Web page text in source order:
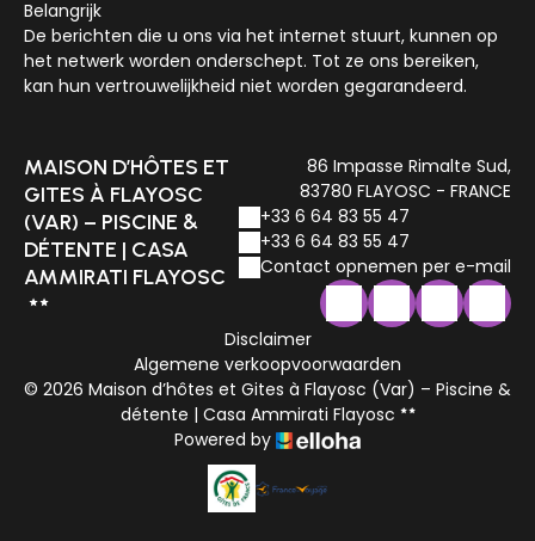
Belangrijk
De berichten die u ons via het internet stuurt, kunnen op
het netwerk worden onderschept. Tot ze ons bereiken,
kan hun vertrouwelijkheid niet worden gegarandeerd.
MAISON D’HÔTES ET
GITES À FLAYOSC
(VAR) – PISCINE &
DÉTENTE | CASA
AMMIRATI FLAYOSC
86 Impasse Rimalte Sud,
83780 FLAYOSC - FRANCE
+33 6 64 83 55 47
+33 6 64 83 55 47
Contact opnemen per e-mail
Disclaimer
Algemene verkoopvoorwaarden
© 2026 Maison d’hôtes et Gites à Flayosc (Var) – Piscine &
détente | Casa Ammirati Flayosc
Powered by